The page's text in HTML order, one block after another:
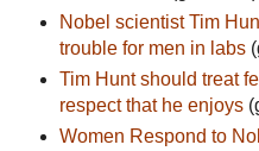
Nobel scientist Tim
trouble for men in labs
Tim Hunt should treat
respect that he enjoys
Women Respond to